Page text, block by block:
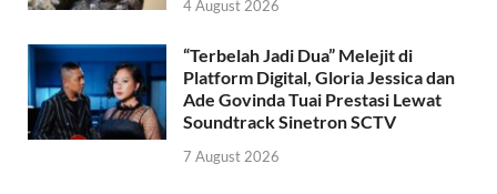
4 August 2026
“Terbelah Jadi Dua” Melejit di
Platform Digital, Gloria Jessica dan
Ade Govinda Tuai Prestasi Lewat
Soundtrack Sinetron SCTV
7 August 2026